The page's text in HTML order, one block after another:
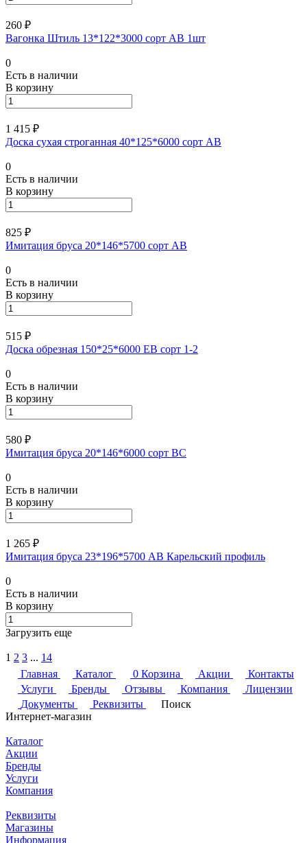
260 ₽
Вагонка Штиль 13*122*3000 сорт АВ 1шт
0
Есть в наличии
В корзину
1 415 ₽
Доска сухая строганная 40*125*6000 сорт АВ
0
Есть в наличии
В корзину
825 ₽
Имитация бруса 20*146*5700 сорт АВ
0
Есть в наличии
В корзину
515 ₽
Доска обрезная 150*25*6000 ЕВ сорт 1-2
0
Есть в наличии
В корзину
580 ₽
Имитация бруса 20*146*6000 сорт ВС
0
Есть в наличии
В корзину
1 265 ₽
Имитация бруса 23*196*5700 АВ Карельский профиль
0
Есть в наличии
В корзину
Загрузить еще
1 2 3 ... 14
Главная
Каталог 0 Корзина Акции
Контакты
Услуги
Бренды Отзывы Компания
Лицензии
Документы
Реквизиты
Поиск
Интернет-магазин
Каталог
Акции
Бренды
Услуги
Компания
Реквизиты
Магазины
Информация